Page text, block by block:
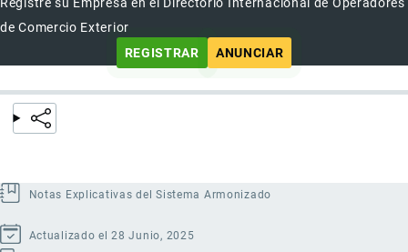
de Comercio Exterior
REGISTRAR
ANUNCIAR
Notas Explicativas del Sistema Armonizado
Actualizado el 28 Junio, 2025